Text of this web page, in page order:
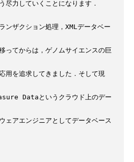
尽力していくことになります．
ンザクション処理，XMLデータベー
ってからは，ゲノムサイエンスの巨
用を追求してきました．そして現
Dataというクラウド上のデー
ェアエンジニアとしてデータベース